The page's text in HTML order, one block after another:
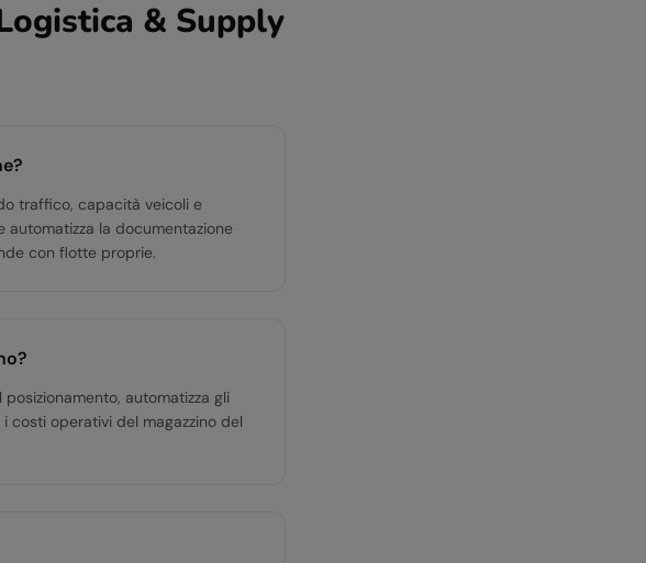
& Supply
traffico, capacità veicoli e
la documentazione
con flotte proprie.
automatizza gli
costi operativi del magazzino del